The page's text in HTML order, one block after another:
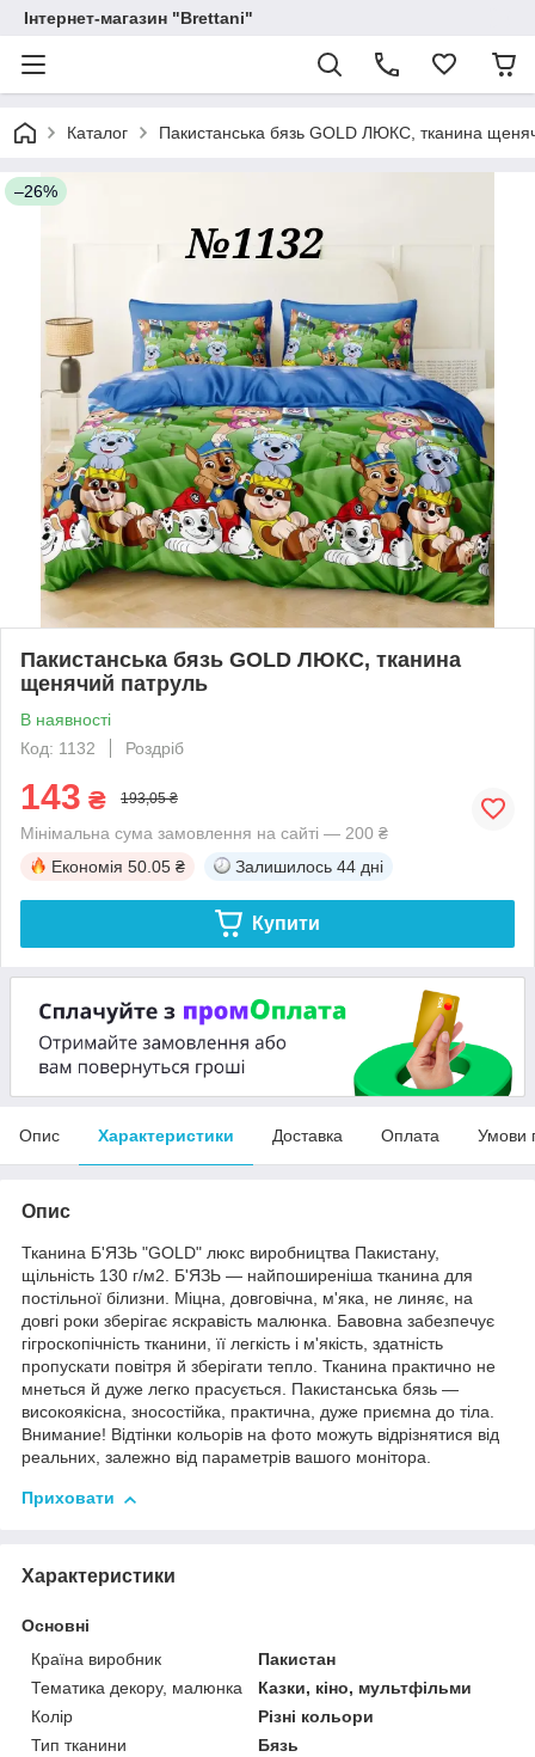
Інтернет-магазин "Brettani"
Каталог Пакистанська бязь GOLD ЛЮКС, тканина
–26%
Пакистанська бязь GOLD ЛЮКС, тканина
щенячий патруль
В наявності
Код: 1132
Роздріб
143 ₴ 193,05 ₴
Мінімальна сума замовлення на сайті — 200 ₴
Економія 50.05 ₴ Залишилось 44 дні
Купити
Опис Характеристики Доставка Оплата Умови
Опис
Тканина Б'ЯЗЬ "GOLD" люкс виробництва Пакистану,
щільність 130 г/м2. Б'ЯЗЬ — найпоширеніша тканина для
постільної білизни. Міцна, довговічна, м'яка, не линяє, на
довгі роки зберігає яскравість малюнка. Бавовна забезпечує
гігроскопічність тканини, її легкість і м'якість, здатність
пропускати повітря й зберігати тепло. Тканина практично не
мнеться й дуже легко прасується. Пакистанська бязь —
високоякісна, зносостійка, практична, дуже приємна до тіла.
Внимание! Відтінки кольорів на фото можуть відрізнятися від
реальних, залежно від параметрів вашого монітора.
Приховати
Характеристики
Основні
Країна виробник
Пакистан
Тематика декору, малюнка
Казки, кіно, мультфільми
Колір
Різні кольори
Тип тканини
Бязь